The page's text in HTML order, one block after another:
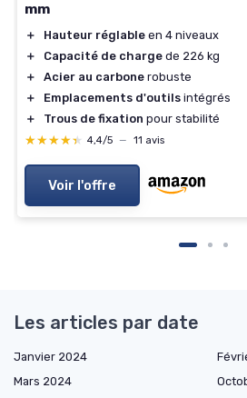
mm
＋ Hauteur réglable en 4 niveaux
＋
Capacité de charge de 226 kg
＋
Acier au carbone robuste
＋
Emplacements d'outils intégrés
＋
Trous de fixation pour stabilité
★★★★★
★★★★★ 4,4/5 — 11 avis
Voir l'offre
Les articles par date
Janvier 2024
Mars 2024